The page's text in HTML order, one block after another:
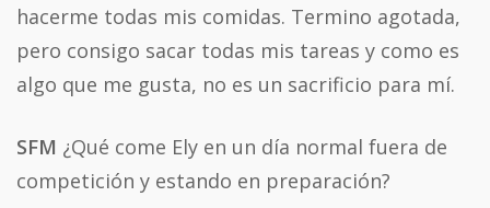
hacerme todas mis comidas. Termino agotada,
pero consigo sacar todas mis tareas y como es
algo que me gusta, no es un sacrificio para mí.
SFM ¿Qué come Ely en un día normal fuera de
competición y estando en preparación?